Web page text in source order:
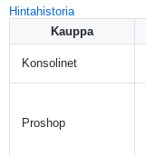
Hintahistoria
Kauppa
Konsolinet
Proshop